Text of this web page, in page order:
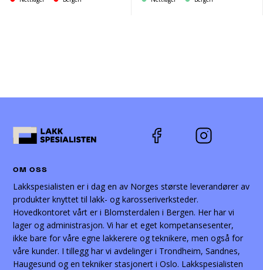
OM OSS
Lakkspesialisten er i dag en av Norges største leverandører av
produkter knyttet til lakk- og karosseriverksteder.
Hovedkontoret vårt er i Blomsterdalen i Bergen. Her har vi
lager og administrasjon. Vi har et eget kompetansesenter,
ikke bare for våre egne lakkerere og teknikere, men også for
våre kunder. I tillegg har vi avdelinger i Trondheim, Sandnes,
Haugesund og en tekniker stasjonert i Oslo. Lakkspesialisten